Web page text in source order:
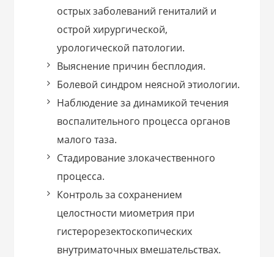
острых заболеваний гениталий и
острой хирургической,
урологической патологии.
Выяснение причин бесплодия.
Болевой синдром неясной этиологии.
Наблюдение за динамикой течения
воспалительного процесса органов
малого таза.
Стадирование злокачественного
процесса.
Контроль за сохранением
целостности миометрия при
гистерорезектоскопических
внутриматочных вмешательствах.